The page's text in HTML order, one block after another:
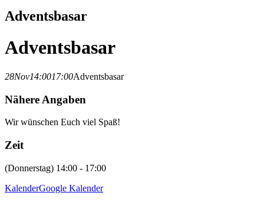
Adventsbasar
Adventsbasar
28Nov14:0017:00Adventsbasar
Nähere Angaben
Wir wünschen Euch viel Spaß!
Zeit
(Donnerstag) 14:00 - 17:00
KalenderGoogle Kalender